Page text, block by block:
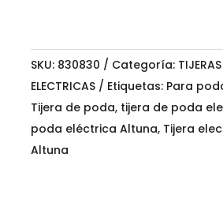
SKU: 830830 Categoría:
ELECTRICAS
Etiquetas: Para
Tijera de poda, tijera de poda
poda eléctrica Altuna, Tijera
Altuna